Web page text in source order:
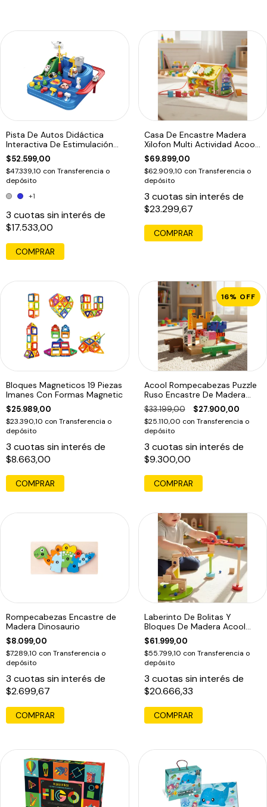
Pista De Autos Didáctica
Interactiva De Estimulación
Motriz
$52.599,00
$47.339,10 con Transferencia o
depósito
+1
3 cuotas sin interés de
$17.533,00
COMPRAR
Casa De Encastre Madera
Xilofon Multi Actividad Acool
6622 F
$69.899,00
$62.909,10 con Transferencia o
depósito
3 cuotas sin interés de
$23.299,67
Bloques Magneticos 19 Piezas
Imanes Con Formas Magnetic
$25.989,00
$23.390,10 con Transferencia o
depósito
3 cuotas sin interés de
$8.663,00
COMPRAR
16% OFF
Acool Rompecabezas Puzzle
Ruso Encastre De Madera
Ac6616
$33.199,00 $27.900,00
$25.110,00 con Transferencia o
depósito
3 cuotas sin interés de
$9.300,00
COMPRAR
Rompecabezas Encastre de
Madera Dinosaurio
$8.099,00
$7.289,10 con Transferencia o
depósito
3 cuotas sin interés de
$2.699,67
Laberinto De Bolitas Y
Bloques De Madera Acool
Para Niños Multicolor
$61.999,00
$55.799,10 con Transferencia o
depósito
3 cuotas sin interés de
$20.666,33
COMPRAR